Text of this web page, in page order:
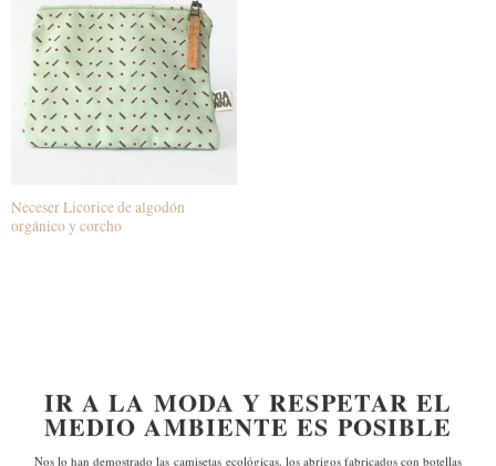
Neceser Licorice de algodón
orgánico y corcho
IR A LA MODA Y RESPETAR EL
MEDIO AMBIENTE ES POSIBLE
Nos lo han demostrado las camisetas ecológicas, los abrigos fabricados con botellas